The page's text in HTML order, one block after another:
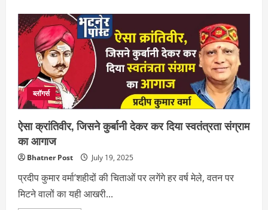
से
उठती
इमारतें,
मन
से
उगते
ब्लॉगर्स
ऐसा क्रांतिवीर, जिसने कुर्बानी देकर कर दिया स्वतंत्रता संग्राम
का आगाज
Bhatner Post July 19, 2025
प्रदीप कुमार वर्मा‘शहीदों की चिताओं पर लगेंगे हर वर्ष मेले, वतन पर
मिटने वालों का यही आखरी...